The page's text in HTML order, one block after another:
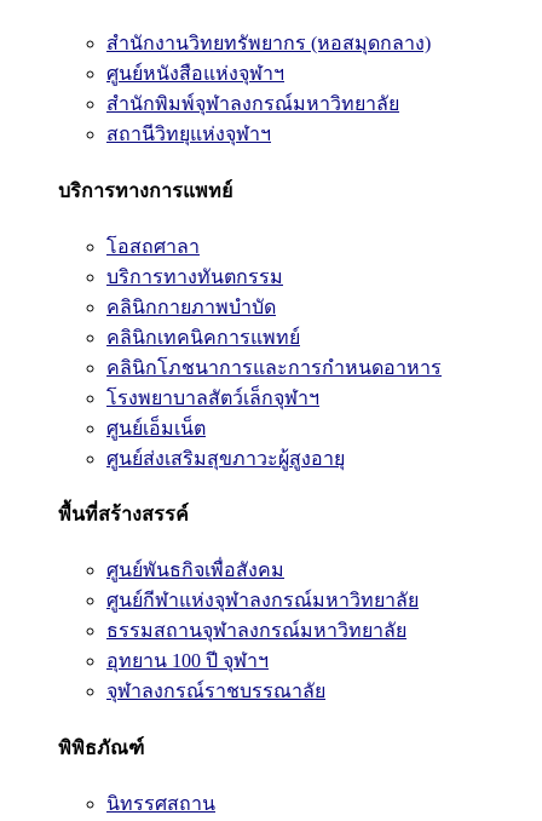
สำนักงานวิทยทรัพยากร (หอสมุดกลาง)
ศูนย์หนังสือแห่งจุฬาฯ
สำนักพิมพ์จุฬาลงกรณ์มหาวิทยาลัย
สถานีวิทยุแห่งจุฬาฯ
บริการทางการแพทย์
โอสถศาลา
บริการทางทันตกรรม
คลินิกกายภาพบำบัด
คลินิกเทคนิคการแพทย์
คลินิกโภชนาการและการกำหนดอาหาร
โรงพยาบาลสัตว์เล็กจุฬาฯ
ศูนย์เอ็มเน็ต
ศูนย์ส่งเสริมสุขภาวะผู้สูงอายุ
พื้นที่สร้างสรรค์
ศูนย์พันธกิจเพื่อสังคม
ศูนย์กีฬาแห่งจุฬาลงกรณ์มหาวิทยาลัย
ธรรมสถานจุฬาลงกรณ์มหาวิทยาลัย
อุทยาน 100 ปี จุฬาฯ
จุฬาลงกรณ์ราชบรรณาลัย
พิพิธภัณฑ์
นิทรรศสถาน